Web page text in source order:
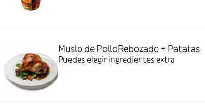
Muslo de PolloRebozado + Patatas
Puedes elegir ingredientes extra